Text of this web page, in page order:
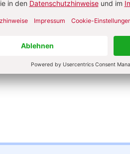
BEHNKE-
Gute
VON UWE JULI
MEHR ZU